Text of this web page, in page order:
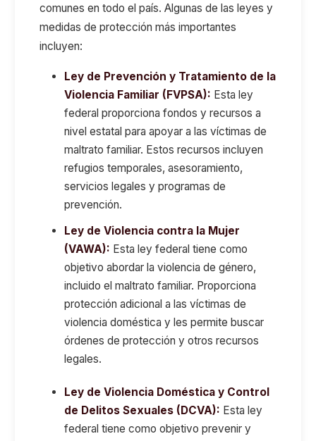
comunes en todo el país. Algunas de las leyes y
medidas de protección más importantes
incluyen:
Ley de Prevención y Tratamiento de la
Violencia Familiar (FVPSA): Esta ley
federal proporciona fondos y recursos a
nivel estatal para apoyar a las víctimas de
maltrato familiar. Estos recursos incluyen
refugios temporales, asesoramiento,
servicios legales y programas de
prevención.
Ley de Violencia contra la Mujer
(VAWA): Esta ley federal tiene como
objetivo abordar la violencia de género,
incluido el maltrato familiar. Proporciona
protección adicional a las víctimas de
violencia doméstica y les permite buscar
órdenes de protección y otros recursos
legales.
Ley de Violencia Doméstica y Control
de Delitos Sexuales (DCVA): Esta ley
federal tiene como objetivo prevenir y